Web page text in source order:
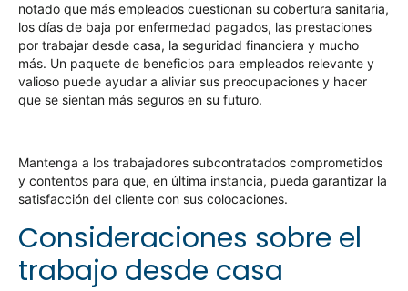
notado que más empleados cuestionan su cobertura sanitaria,
los días de baja por enfermedad pagados, las prestaciones
por trabajar desde casa, la seguridad financiera y mucho
más. Un paquete de beneficios para empleados relevante y
valioso puede ayudar a aliviar sus preocupaciones y hacer
que se sientan más seguros en su futuro.
Mantenga a los trabajadores subcontratados comprometidos
y contentos para que, en última instancia, pueda garantizar la
satisfacción del cliente con sus colocaciones.
Consideraciones sobre el
trabajo desde casa